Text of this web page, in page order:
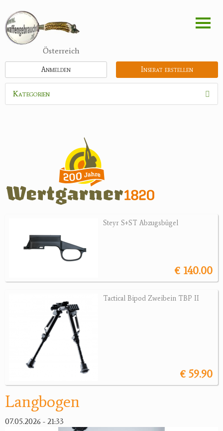
zum
Inhalt
Österreich
Inserat erstellen
Anmelden
Kategorien
Recurvebögen
Bogenzubehör
Jagdangebote
Bücher, Videos
Antikes
Geschenke
Steyr S+ST Abzugsbügel
€ 140.00
Tactical Bipod Zweibein TBP II
€ 59.90
Langbogen
07.05.2026 - 21:33